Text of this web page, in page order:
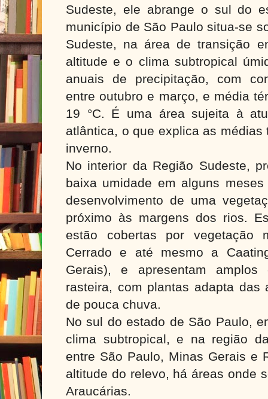
Sudeste, ele abrange o sul do
município de São Paulo situa-se
Sudeste, na área de transição
altitude e o clima subtropical
anuais de precipitação, com
entre outubro e março, e média
19 °C. É uma área sujeita à
atlântica, o que explica as
inverno.
No interior da Região Sudeste,
baixa umidade em alguns
desenvolvimento de uma
próximo às margens dos rios.
estão cobertas por vegetação
Cerrado e até mesmo a
Gerais), e apresentam amplos
rasteira, com plantas adapta
de pouca chuva.
No sul do estado de São Paulo,
clima subtropical, e na região
entre São Paulo, Minas Gerais e
altitude do relevo, há áreas onde
Araucárias.